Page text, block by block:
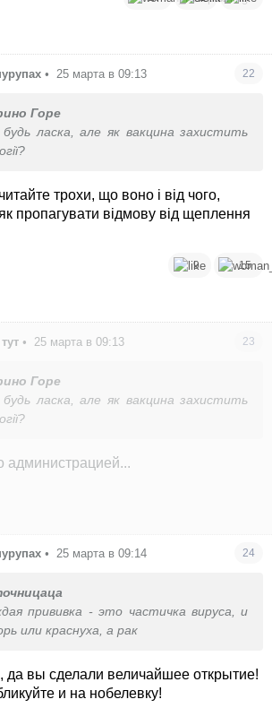
• 25 марта в 09:13 22
Горе
ласка, але як вакцина захистить
трохи, що воно і від чого,
пропагувати відмову від щеплення
9 15
• 25 марта в 09:13 23
Горе
ласка, але як вакцина захистить
администрацией...
• 25 марта в 09:14 24
прививка - это частичка вируса, и
или краснуха, а рак
да вы сделали величайшее открытие!
и на нобелевку!